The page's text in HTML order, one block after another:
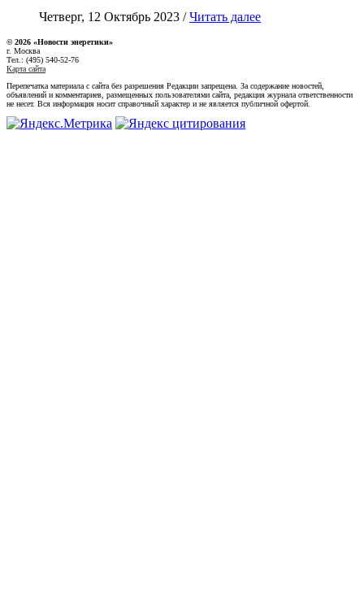
Четверг, 12 Октябрь 2023 /Читать далее
© 2026 «Новости энеретики»
г. Москва
Тел.: (495) 540-52-76
Карта сайта
Перепечатка материала с сайта без разрешения Редакции запрещена. За содержание новостей,
объявлений и комментариев, размещенных пользователями сайта, редакция журнала ответственности
не несет. Вся информация носит справочный характер и не является публичной офертой.